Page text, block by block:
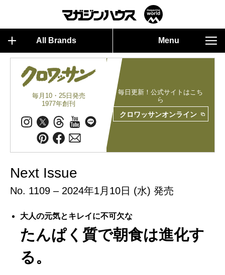
All Brands Menu
毎月10・25日発売
1977年創刊
毎日更新！公式サイトはこち
ら
クロワッサンオンライン
Next Issue
No. 1109 – 2024年1月10日 (水) 発売
大人の元気とキレイに不可欠な
たんぱく質で朝食は進化す
る。